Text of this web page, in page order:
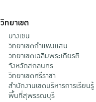
วิทยาเขต
บางเขน
วิทยาเขตกําแพงแสน
วิทยาเขตเฉลิมพระเกียรติ
จังหวัดสกลนคร
วิทยาเขตศรีราชา
สำนักงานเขตบริหารการเรียนรู้
พื้นที่สุพรรณบุรี